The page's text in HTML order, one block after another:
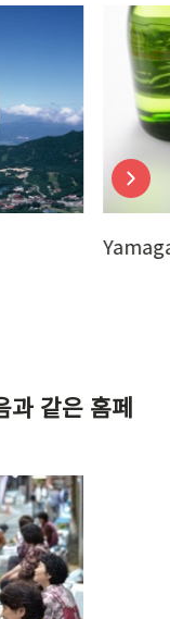
과 같은 홈페